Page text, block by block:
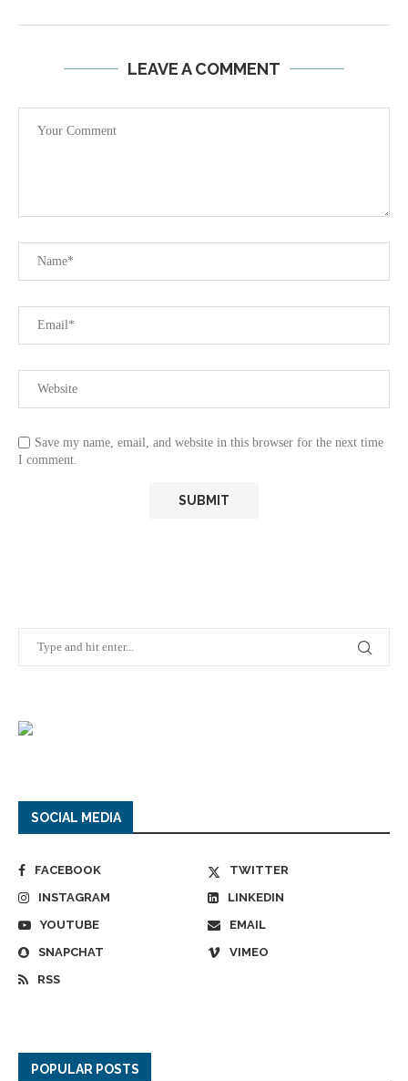
LEAVE A COMMENT
Save my name, email, and website in this browser for the next time
I comment.
SOCIAL MEDIA
FACEBOOK
TWITTER
INSTAGRAM
LINKEDIN
YOUTUBE
EMAIL
SNAPCHAT
VIMEO
RSS
POPULAR POSTS